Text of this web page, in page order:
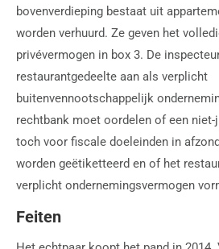
bovenverdieping bestaat uit
worden verhuurd. Ze geven het
privévermogen in box 3. De
restaurantgedeelte aan als verplicht
buitenvennootschappelijk
rechtbank moet oordelen of een
toch voor fiscale doeleinden in
worden geëtiketteerd en of het
verplicht ondernemingsvermogen
Feiten